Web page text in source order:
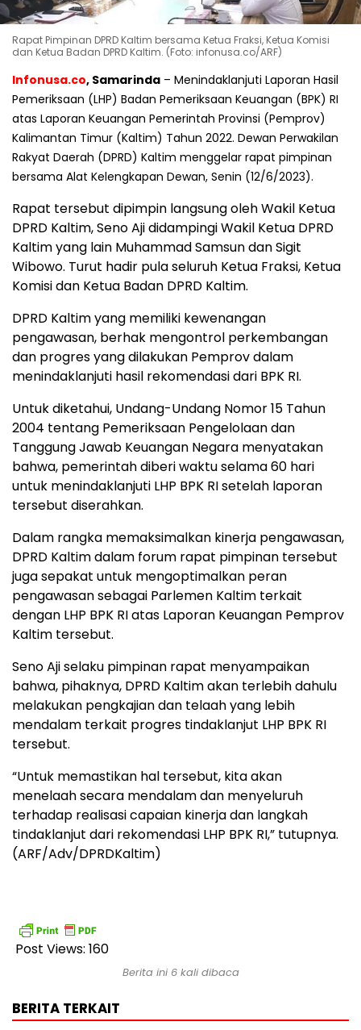
Rapat Pimpinan DPRD Kaltim bersama Ketua Fraksi, Ketua Komisi
dan Ketua Badan DPRD Kaltim. (Foto: infonusa.co/ARF)
Infonusa.co, Samarinda – Menindaklanjuti Laporan Hasil
Pemeriksaan (LHP) Badan Pemeriksaan Keuangan (BPK) RI
atas Laporan Keuangan Pemerintah Provinsi (Pemprov)
Kalimantan Timur (Kaltim) Tahun 2022. Dewan Perwakilan
Rakyat Daerah (DPRD) Kaltim menggelar rapat pimpinan
bersama Alat Kelengkapan Dewan, Senin (12/6/2023).
Rapat tersebut dipimpin langsung oleh Wakil Ketua
DPRD Kaltim, Seno Aji didampingi Wakil Ketua DPRD
Kaltim yang lain Muhammad Samsun dan Sigit
Wibowo. Turut hadir pula seluruh Ketua Fraksi, Ketua
Komisi dan Ketua Badan DPRD Kaltim.
DPRD Kaltim yang memiliki kewenangan
pengawasan, berhak mengontrol perkembangan
dan progres yang dilakukan Pemprov dalam
menindaklanjuti hasil rekomendasi dari BPK RI.
Untuk diketahui, Undang-Undang Nomor 15 Tahun
2004 tentang Pemeriksaan Pengelolaan dan
Tanggung Jawab Keuangan Negara menyatakan
bahwa, pemerintah diberi waktu selama 60 hari
untuk menindaklanjuti LHP BPK RI setelah laporan
tersebut diserahkan.
Dalam rangka memaksimalkan kinerja pengawasan,
DPRD Kaltim dalam forum rapat pimpinan tersebut
juga sepakat untuk mengoptimalkan peran
pengawasan sebagai Parlemen Kaltim terkait
dengan LHP BPK RI atas Laporan Keuangan Pemprov
Kaltim tersebut.
Seno Aji selaku pimpinan rapat menyampaikan
bahwa, pihaknya, DPRD Kaltim akan terlebih dahulu
melakukan pengkajian dan telaah yang lebih
mendalam terkait progres tindaklanjut LHP BPK RI
tersebut.
“Untuk memastikan hal tersebut, kita akan
menelaah secara mendalam dan menyeluruh
terhadap realisasi capaian kinerja dan langkah
tindaklanjut dari rekomendasi LHP BPK RI,” tutupnya.
(ARF/Adv/DPRDKaltim)
Post Views: 160
Berita ini 6 kali dibaca
BERITA TERKAIT